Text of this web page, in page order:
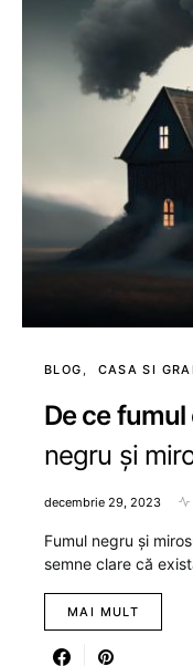
BLOG CASA SI
De ce
negru și
decembrie 29, 2023
Fumul negru și
semne clare că
MAI MULT